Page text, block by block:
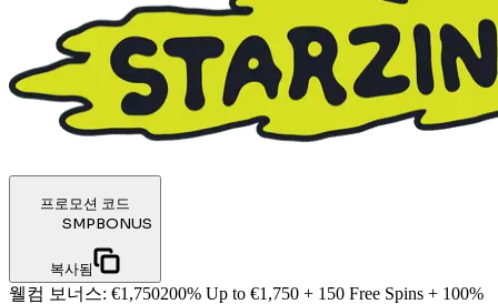
프로모션 코드
SMPBONUS
복사됨
웰컴 보너스: €1,750200% Up to €1,750 + 150 Free Spins + 100%